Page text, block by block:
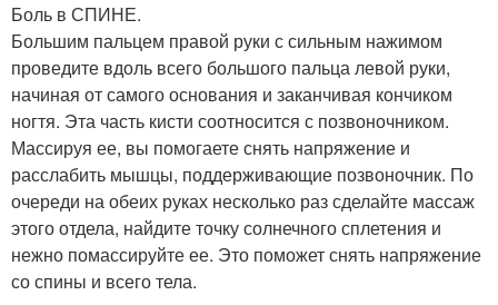
Боль в СПИНЕ.
Большим пальцем правой руки с сильным нажимом
проведите вдоль всего большого пальца левой руки,
начиная от самого основания и заканчивая кончиком
ногтя. Эта часть кисти соотносится с позвоночником.
Массируя ее, вы помогаете снять напряжение и
расслабить мышцы, поддерживающие позвоночник. По
очереди на обеих руках несколько раз сделайте массаж
этого отдела, найдите точку солнечного сплетения и
нежно помассируйте ее. Это поможет снять напряжение
со спины и всего тела.